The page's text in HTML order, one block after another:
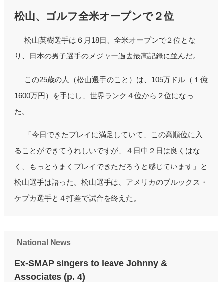
松山、ゴルフ全米オープンで２位
松山英樹選手は６月18日、全米オープンで２位とな
り、日本の男子選手のメジャー過去最高記録に並んだ。
この25歳の人（松山選手のこと）は、105万ドル（１億
1600万円）を手にし、世界ランク４位から２位になっ
た。
「今日できたプレイに満足していて、この高順位に入
ることができてうれしいですが、４日中２日は良くはな
く、もっとうまくプレイできただろうと感じています」と
松山選手は語った。松山選手は、アメリカのブルックス・
ケプカ選手と４打差で試合を終えた。
National News
Ex-SMAP singers to leave Johnny &
Associates (p. 4)